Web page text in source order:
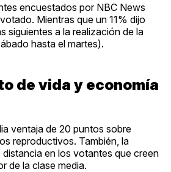
encuestados por NBC News
Mientras que un 11% dijo
siguientes a la realización de la
hasta el martes).
de vida y economía
ventaja de 20 puntos sobre
reproductivos. También, la
en los votantes que creen
de la clase media.